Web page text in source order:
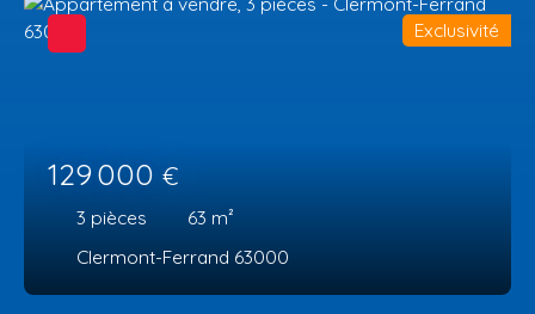
129 000 €
3 pièces 63 m²
Clermont-Ferrand 63000
Exclusivité